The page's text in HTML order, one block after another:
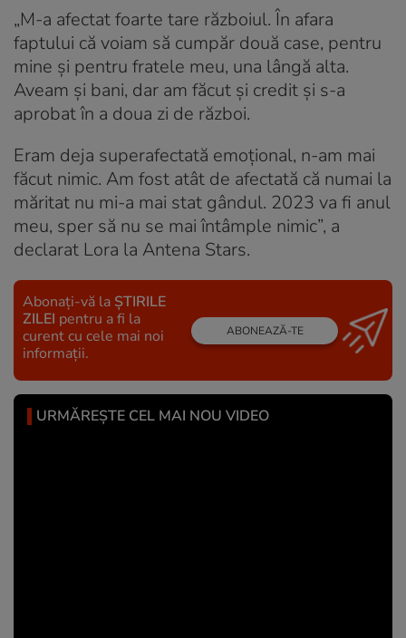
„M-a afectat foarte tare războiul. În afara
faptului că voiam să cumpăr două case, pentru
mine și pentru fratele meu, una lângă alta.
Aveam și bani, dar am făcut și credit și s-a
aprobat în a doua zi de război.
Eram deja superafectată emoțional, n-am mai
făcut nimic. Am fost atât de afectată că numai la
măritat nu mi-a mai stat gândul. 2023 va fi anul
meu, sper să nu se mai întâmple nimic”, a
declarat Lora la Antena Stars.
Abonați-vă la ȘTIRILE
ZILEI pentru a fi la
curent cu cele mai noi
informații.
ABONEAZĂ-TE
URMĂREȘTE CEL MAI NOU VIDEO